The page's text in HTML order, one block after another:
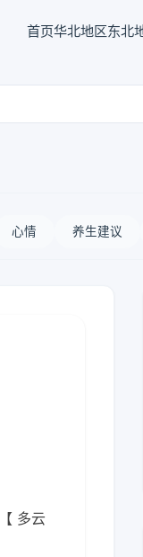
首页华北地区东北
心情 养生建议
多云